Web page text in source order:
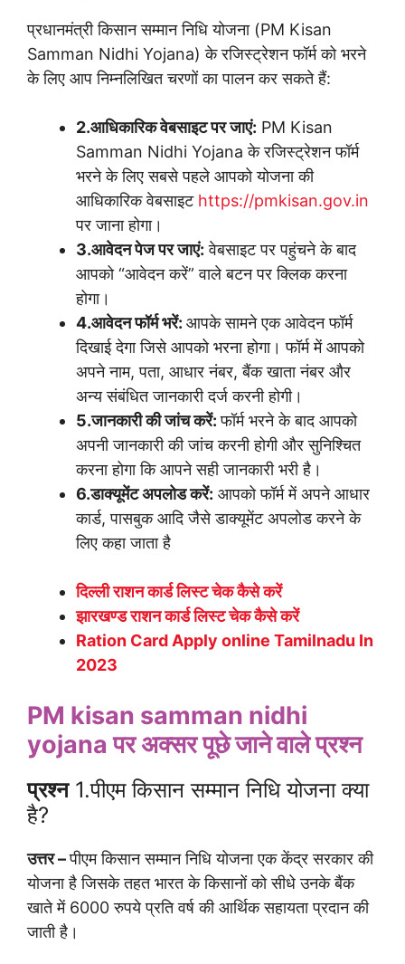
प्रधानमंत्री किसान सम्मान निधि योजना (PM Kisan
Samman Nidhi Yojana) के रजिस्ट्रेशन फॉर्म को भरने
के लिए आप निम्नलिखित चरणों का पालन कर सकते हैं:
2.आधिकारिक वेबसाइट पर जाएं: PM Kisan
Samman Nidhi Yojana के रजिस्ट्रेशन फॉर्म
भरने के लिए सबसे पहले आपको योजना की
आधिकारिक वेबसाइट https://pmkisan.gov.in
पर जाना होगा।
3.आवेदन पेज पर जाएं: वेबसाइट पर पहुंचने के बाद
आपको “आवेदन करें” वाले बटन पर क्लिक करना
होगा।
4.आवेदन फॉर्म भरें: आपके सामने एक आवेदन फॉर्म
दिखाई देगा जिसे आपको भरना होगा। फॉर्म में आपको
अपने नाम, पता, आधार नंबर, बैंक खाता नंबर और
अन्य संबंधित जानकारी दर्ज करनी होगी।
5.जानकारी की जांच करें:फॉर्म भरने के बाद आपको
अपनी जानकारी की जांच करनी होगी और सुनिश्चित
करना होगा कि आपने सही जानकारी भरी है।
6.डाक्यूमेंट अपलोड करें: आपको फॉर्म में अपने आधार
कार्ड, पासबुक आदि जैसे डाक्यूमेंट अपलोड करने के
लिए कहा जाता है
दिल्ली राशन कार्ड लिस्ट चेक कैसे करें
झारखण्ड राशन कार्ड लिस्ट चेक कैसे करें
Ration Card Apply online Tamilnadu In
2023
PM kisan samman nidhi
yojana पर अक्सर पूछे जाने वाले प्रश्न
प्रश्न1.पीएम किसान सम्मान निधि योजना क्या
है?
उत्तर –पीएम किसान सम्मान निधि योजना एक केंद्र सरकार की
योजना है जिसके तहत भारत के किसानों को सीधे उनके बैंक
खाते में 6000 रुपये प्रति वर्ष की आर्थिक सहायता प्रदान की
जाती है।